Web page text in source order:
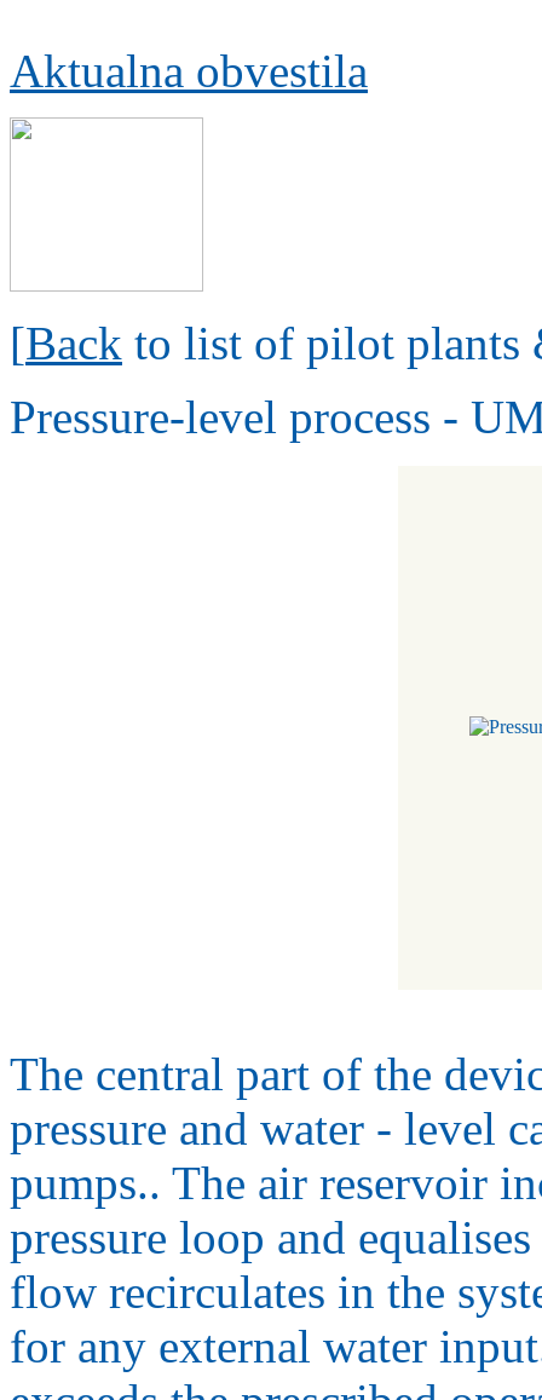
Aktualna obvestila
[Back to list of pilot plants
Pressure-level process -
The central part of the
pressure and water - level
pumps.. The air reservoir
pressure loop and
flow recirculates in the
for any external water